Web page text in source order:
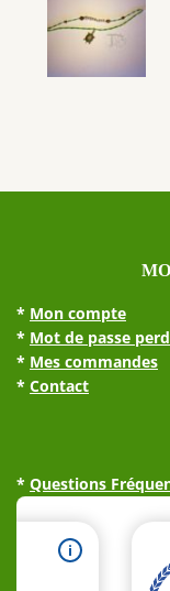
* Mon compte
* Mot de passe
* Mes commandes
* Contact
* Questions